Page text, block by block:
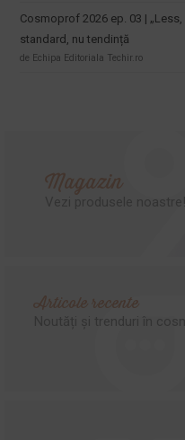
Cosmoprof 2026 ep. 03 |
standard, nu tendință
de Echipa Editoriala Techir.ro
Magazin
Vezi produsele noastre!
Articole recente
Noutăți și trenduri în